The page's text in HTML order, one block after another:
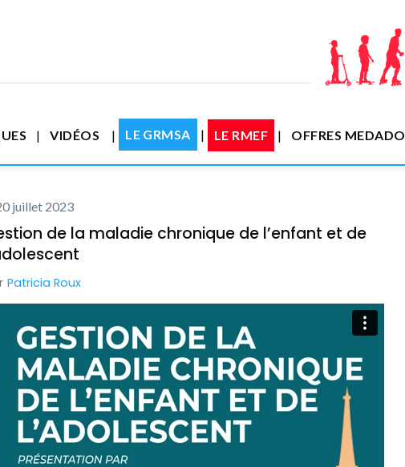
VIDÉOS LE GRMSA LE RMEF OFFRES MEDADO
juillet 2023
de la maladie chronique de l’enfant et de
Patricia Roux